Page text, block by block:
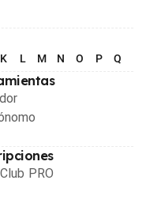
K L M N O P Q
PRO